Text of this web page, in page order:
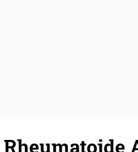
Rheumatoide